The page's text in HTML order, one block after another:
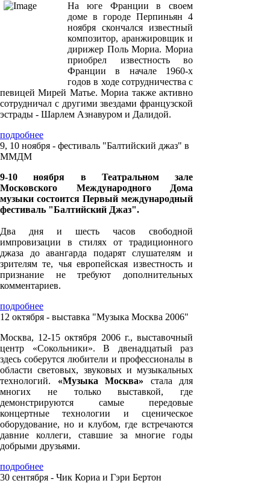
На юге Франции в своем
доме в городе Перпиньян 4
ноября скончался известный
композитор, аранжировщик и
дирижер Поль Мориа. Мориа
приобрел известность во
Франции в начале 1960-х
годов в ходе сотрудничества с
певицей Мирей Матье. Мориа также активно
сотрудничал с другими звездами французской
эстрады - Шарлем Азнавуром и Далидой.
подробнее
9, 10 ноября - фестиваль "Балтийский джаз" в
ММДМ
9-10 ноября в Театральном зале
Московского Международного Дома
музыки состоится Первый международный
фестиваль "Балтийский Джаз".
Два дня и шесть часов свободной
импровизации в стилях от традиционного
джаза до авангарда подарят слушателям и
зрителям те, чья европейская известность и
признание не требуют дополнительных
комментариев.
подробнее
12 октября - выставка "Музыка Москва 2006"
Москва, 12-15 октября 2006 г., выставочный
центр «Сокольники». В двенадцатый раз
здесь соберутся любители и профессионалы в
области световых, звуковых и музыкальных
технологий. «Музыка Москва» стала для
многих не только выставкой, где
демонстрируются самые передовые
концертные технологии и сценическое
оборудование, но и клубом, где встречаются
давние коллеги, ставшие за многие годы
добрыми друзьями.
подробнее
30 сентября - Чик Кориа и Гэри Бертон